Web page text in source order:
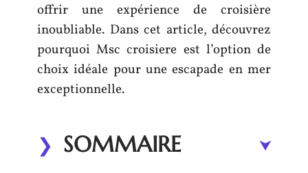
offrir une expérience de croisière
inoubliable. Dans cet article, découvrez
pourquoi Msc croisiere est l’option de
choix idéale pour une escapade en mer
exceptionnelle.
SOMMAIRE